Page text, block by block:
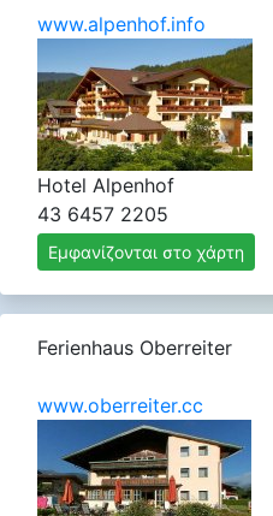
www.alpenhof.info
Hotel Alpenhof
43 6457 2205
Εμφανίζονται στο χάρτη
Ferienhaus Oberreiter
www.oberreiter.cc